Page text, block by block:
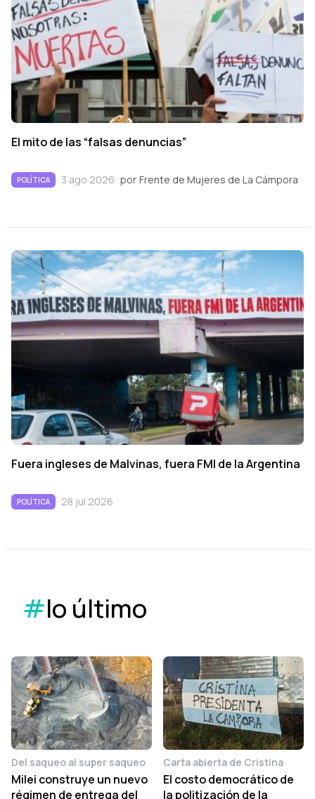
El mito de las “falsas denuncias”
POLÍTICA 3 ago 2026 por Frente de Mujeres de La Cámpora
Fuera ingleses de Malvinas, fuera FMI de la Argentina
POLÍTICA 28 jul 2026
#lo último
Del saqueo al super saqueo
Milei construye un nuevo
régimen de entrega del
Carta abierta de Cristina
El costo democrático de
la politización de la